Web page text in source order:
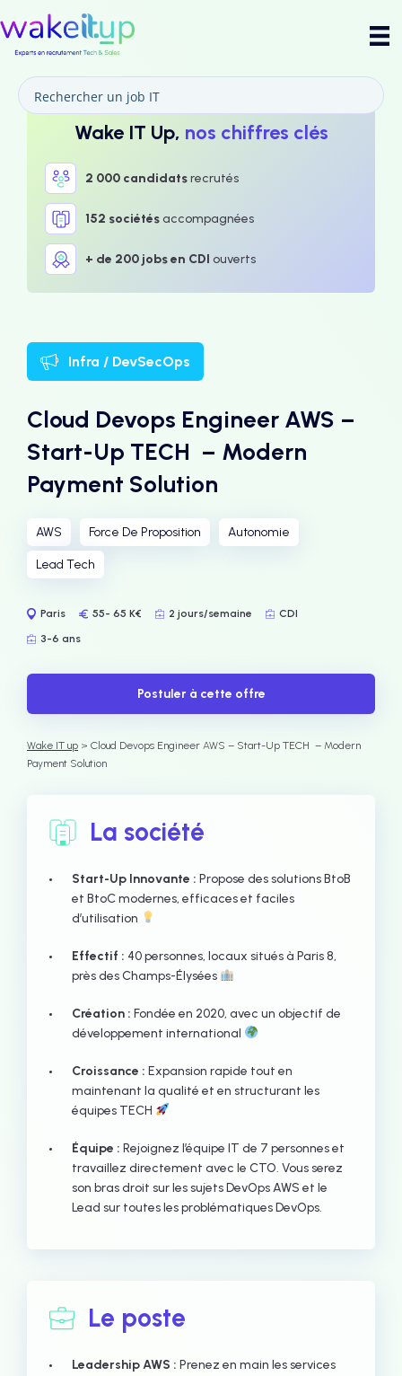
Wake IT Up, nos chiffres clés
2 000 candidatsrecrutés
152 sociétésaccompagnées
+ de 200 jobs en CDI ouverts
Infra / DevSecOps
Cloud Devops Engineer AWS –
Start-Up TECH – Modern
Payment Solution
AWS Force De Proposition Autonomie
Lead Tech
Paris 55- 65 K€ 2 jours/semaine
CDI
3-6 ans
Postuler à cette offre
Wake IT up > Cloud Devops Engineer AWS – Start-Up TECH – Modern
Payment Solution
La société
Start-Up Innovante : Propose des solutions BtoB
et BtoC modernes, efficaces et faciles
d’utilisation
Effectif : 40 personnes, locaux situés à Paris 8,
près des Champs-Élysées
Création : Fondée en 2020, avec un objectif de
développement international
Croissance : Expansion rapide tout en
maintenant la qualité et en structurant les
équipes TECH
Équipe : Rejoignez l’équipe IT de 7 personnes et
travaillez directement avec le CTO. Vous serez
son bras droit sur les sujets DevOps AWS et le
Lead sur toutes les problématiques DevOps.
Le poste
Leadership AWS : Prenez en main les services